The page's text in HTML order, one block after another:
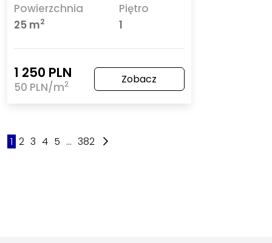
Powierzchnia
25 m2
Piętro
1
1 250 PLN
50 PLN/m2 Zobacz
1 2 3 4 5 ... 382